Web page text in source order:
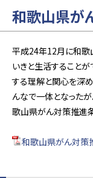
和歌山県が
平成24年12月に和歌
いきと生活することが
する理解と関心を深め
んなで一体となったが
歌山県がん対策推進
和歌山県がん対策